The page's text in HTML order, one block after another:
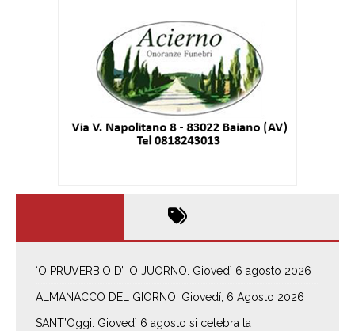
‘O PRUVERBIO D’ ‘O JUORNO. Giovedì 6 agosto 2026
ALMANACCO DEL GIORNO. Giovedí, 6 Agosto 2026
SANT’Oggi. Giovedì 6 agosto si celebra la